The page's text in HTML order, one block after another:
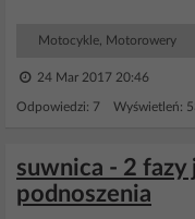
Motocykle, Motorowery
24 Mar 2017 20:46
Odpowiedzi: 7 Wyświetleń:
suwnica - 2 fazy
podnoszenia